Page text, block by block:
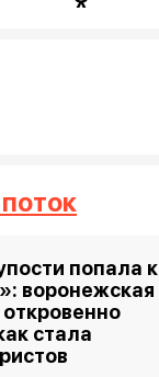
попала к
воронежская
стала